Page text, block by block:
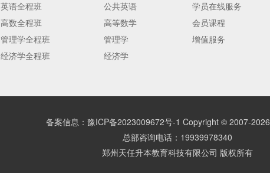
英语全程班
高数全程班
管理学全程班
经济学全程班
公共英语
高等数学
管理学
经济学
学员在线服务
会员课程
增值服务
备案信息：豫ICP备2023009672号-1 Copyright © 2007-2026
总部咨询电话：19939978340
郑州天任升本教育科技有限公司 版权所有